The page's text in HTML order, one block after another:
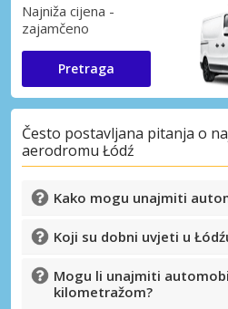
Najniža cijena -
zajamčeno
Pretraga
Često postavljana pitanja o
aerodromu Łódź
Kako mogu unajmiti
Koji su dobni uvjeti u
Mogu li unajmiti
kilometražom?